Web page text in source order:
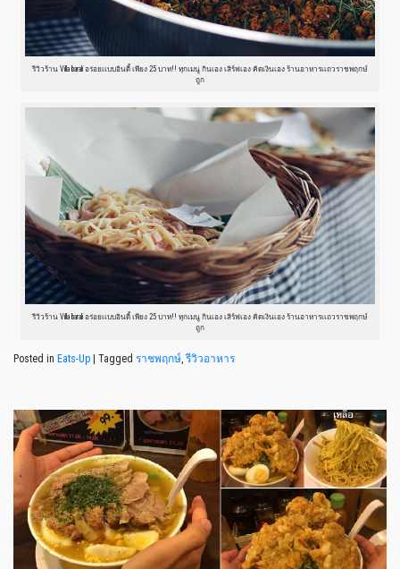
รีวิวร้าน Villa barali อร่อยเเบบอินดี้ เพียง 25 บาท!! ทุกเมนู กินเอง เสิร์ฟเอง คิดเงินเอง ร้านอาหารเเถวราชพฤกษ์
ถูก
รีวิวร้าน Villa barali อร่อยเเบบอินดี้ เพียง 25 บาท!! ทุกเมนู กินเอง เสิร์ฟเอง คิดเงินเอง ร้านอาหารเเถวราชพฤกษ์
ถูก
Posted in Eats-Up Tagged ราชพฤกษ์,รีวิวอาหาร